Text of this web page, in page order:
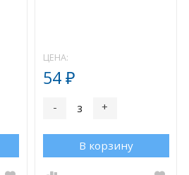
ЦЕНА:
54 ₽
- +
В корзину